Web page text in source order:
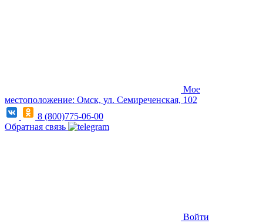
Мое
местоположение: Омск, ул. Семиреченская, 102
8 (800)775-06-00
Обратная связь
Войти